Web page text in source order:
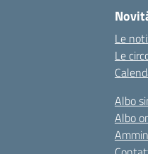
Le
Le
Albo
Albo